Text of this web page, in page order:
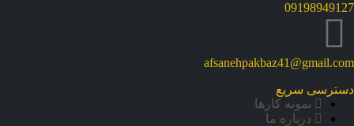
09198949127
afsanehpakbaz41@gmail.com
دسترسی سریع
نمونه کارها
درباره ما